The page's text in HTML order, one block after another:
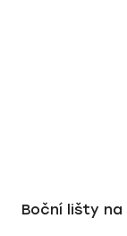
Boční lišty na